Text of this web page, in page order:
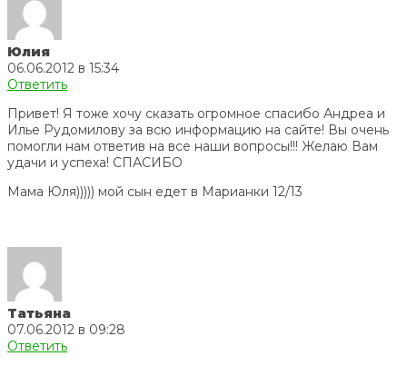
Юлия
06.06.2012 в 15:34
Ответить
Привет! Я тоже хочу сказать огромное спасибо Андреа и
Илье Рудомилову за всю информацию на сайте! Вы очень
помогли нам ответив на все наши вопросы!!! Желаю Вам
удачи и успеха! СПАСИБО
Мама Юля))))) мой сын едет в Марианки 12/13
Татьяна
07.06.2012 в 09:28
Ответить